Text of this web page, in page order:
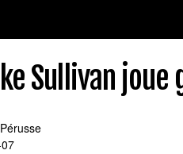
Sullivan joue